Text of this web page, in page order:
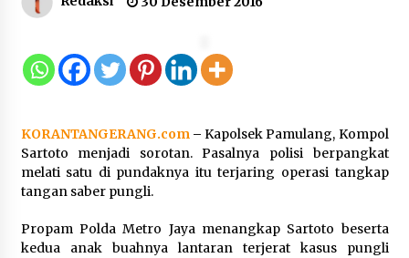
Listrik, Wapres Dorong Link and
Match Pendidikan–Industri
Marak Kecelakaan Kapal, Puan
Soroti Minimnya Faktor Keamanan
5 Agustus 2026
KORANTANGERANG.com– Kapolsek Pamulang, Kompol
Sartoto menjadi sorotan. Pasalnya polisi berpangkat
melati satu di pundaknya itu terjaring operasi tangkap
tangan saber pungli.
Propam Polda Metro Jaya menangkap Sartoto beserta
kedua anak buahnya lantaran terjerat kasus pungli